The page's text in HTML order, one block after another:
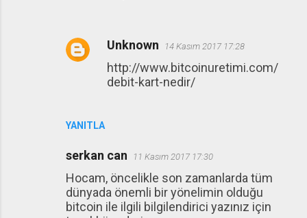
YANITLA
Unknown 14 Kasım 2017 17:28
http://www.bitcoinuretimi.com/
debit-kart-nedir/
serkan can 11 Kasım 2017 17:30
Hocam, öncelikle son zamanlarda tüm
dünyada önemli bir yönelimin olduğu
bitcoin ile ilgili bilgilendirici yazınız için